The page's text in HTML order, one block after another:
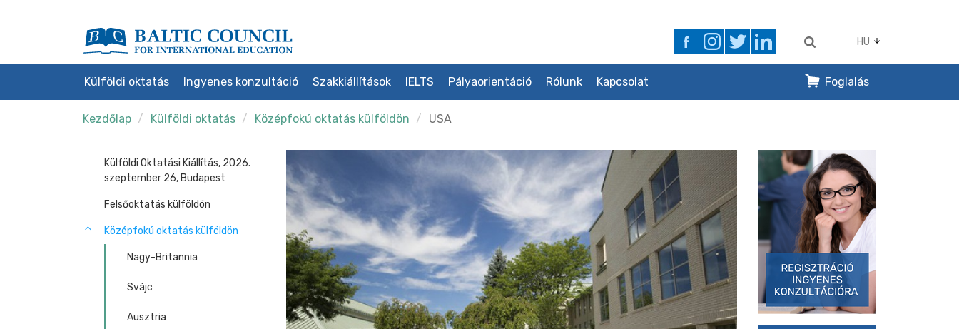
HU
Külföldi oktatás Ingyenes konzultáció Szakkiállítások IELTS Pályaorientáció Rólunk Kapcsolat Foglalás
Kezdőlap Külföldi oktatás Középfokú oktatás külföldön USA
Külföldi Oktatási Kiállítás, 2026.
szeptember 26, Budapest
Felsőoktatás külföldön
Középfokú oktatás külföldön
Nagy-Britannia
Svájc
Ausztria